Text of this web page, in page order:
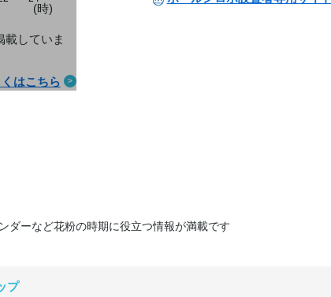
(時)
載していま
はこちら
ダーなど花粉の時期に役立つ情報が満載です
プ